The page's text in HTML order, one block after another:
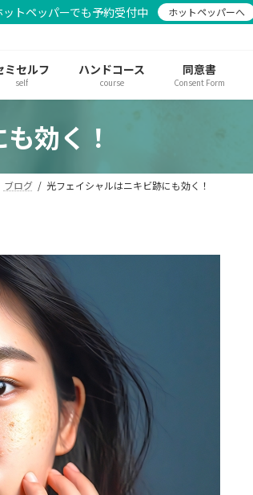
ットペッパーでも予約受付中
ホットペッパーへ
ミセルフ
self
ハンドコース
course
同意書
Consent Form
効く！
ブログ 光フェイシャルはニキビ跡にも効く！